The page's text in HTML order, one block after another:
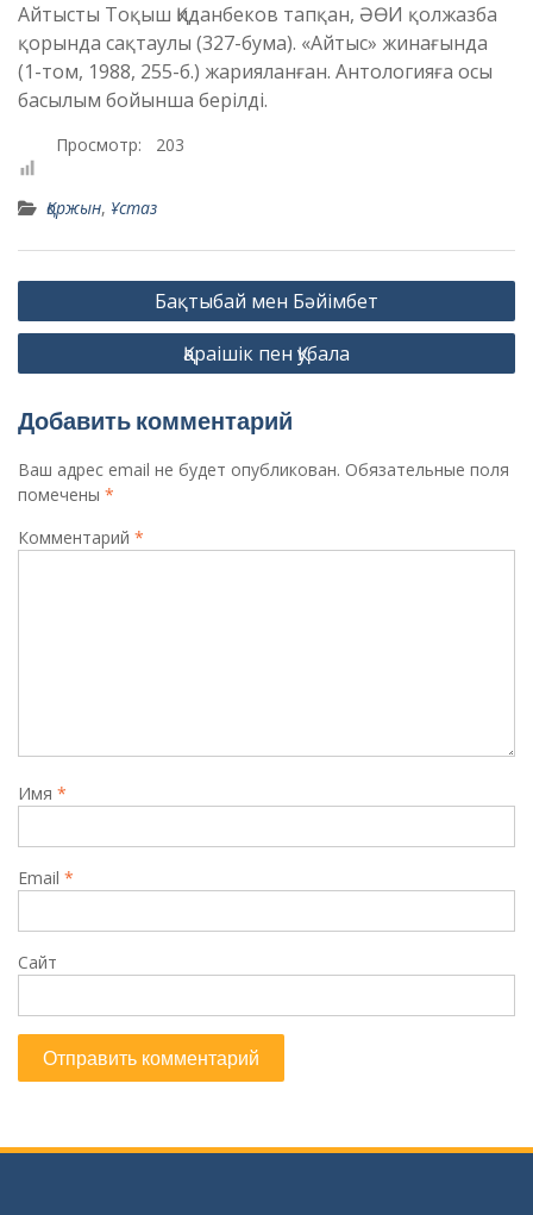
Айтысты Тоқыш Қиданбеков тапқан, ӘӨИ қолжазба
қорында сақтаулы (327-бума). «Айтыс» жинағында
(1-том, 1988, 255-б.) жарияланған. Антологияға осы
басылым бойынша берілді.
Просмотр: 203
Қоржын, Ұстаз
Навигация
по
Бақтыбай мен Бәйімбет
Қараішік пен Қубала
Добавить комментарий
Ваш адрес email не будет опубликован. Обязательные поля
помечены *
Комментарий *
Имя *
Email *
Сайт